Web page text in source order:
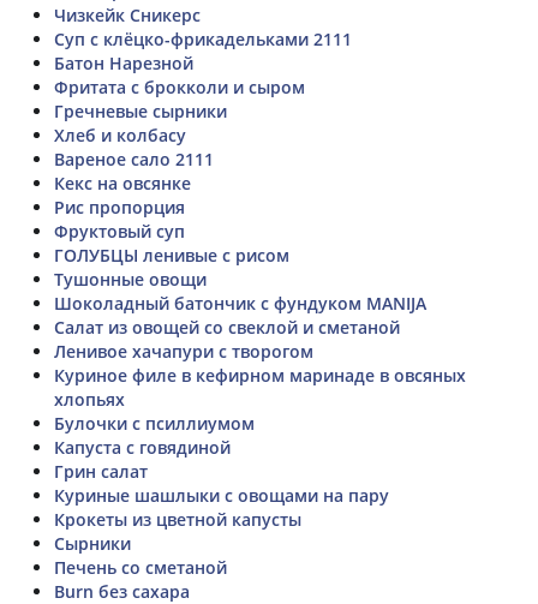
Чизкейк Сникерс
Суп с клёцко-фрикадельками 2111
Батон Нарезной
Фритата с брокколи и сыром
Гречневые сырники
Хлеб и колбасу
Вареное сало 2111
Кекс на овсянке
Рис пропорция
Фруктовый суп
ГОЛУБЦЫ ленивые с рисом
Тушонные овощи
Шоколадный батончик с фундуком MANIJA
Салат из овощей со свеклой и сметаной
Ленивое хачапури с творогом
Куриное филе в кефирном маринаде в овсяных
хлопьях
Булочки с псиллиумом
Капуста с говядиной
Грин салат
Куриные шашлыки с овощами на пару
Крокеты из цветной капусты
Сырники
Печень со сметаной
Burn без сахара